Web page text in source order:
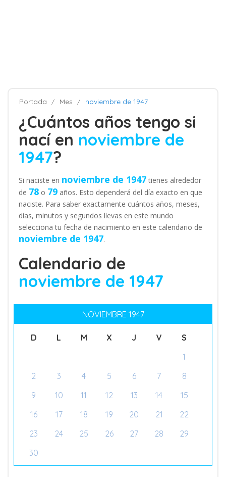
Portada Mes noviembre de 1947
¿Cuántos años tengo si
nací en noviembre de
1947?
Si naciste en noviembre de 1947tienes alrededor
de 78 o 79 años. Esto dependerá del día exacto en que
naciste. Para saber exactamente cuántos años, meses,
días, minutos y segundos llevas en este mundo
selecciona tu fecha de nacimiento en este calendario de
noviembre de 1947.
Calendario de
noviembre de 1947
NOVIEMBRE 1947
D L M X J V
S
1
2
3 4 5 6 7
8
9
10 11 12 13 14
15
16
17 18 19 20 21
22
23
24 25 26 27 28
29
30